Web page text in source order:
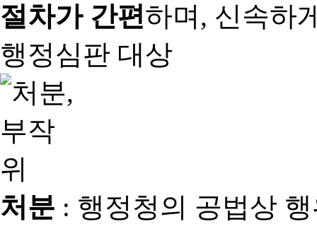
절차가 간편하며, 신속하
행정심판 대상
처분 : 행정청의 공법상